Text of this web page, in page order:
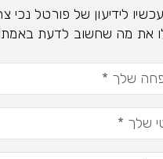
לידיעון של פורטל נכי
את מה שחשוב לדעת